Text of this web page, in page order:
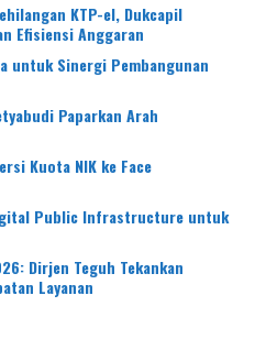
KTP-el, Dukcapil
Efisiensi Anggaran
untuk Sinergi Pembangunan
Paparkan Arah
Kuota NIK ke Face
Public Infrastructure untuk
Dirjen Teguh Tekankan
Layanan